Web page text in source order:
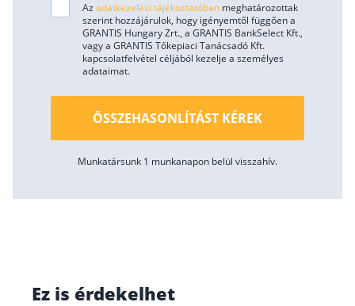
Az adatkezelési tájékoztatóban meghatározottak
szerint hozzájárulok, hogy igényemtől függően a
GRANTIS Hungary Zrt., a GRANTIS BankSelect Kft.,
vagy a GRANTIS Tőkepiaci Tanácsadó Kft.
kapcsolatfelvétel céljából kezelje a személyes
adataimat.
ÖSSZEHASONLÍTÁST KÉREK
Munkatársunk 1 munkanapon belül visszahív.
Ez is érdekelhet